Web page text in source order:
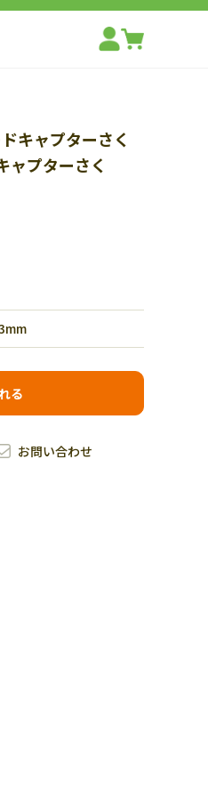
キャプターさく
プターさく
る
お問い合わせ